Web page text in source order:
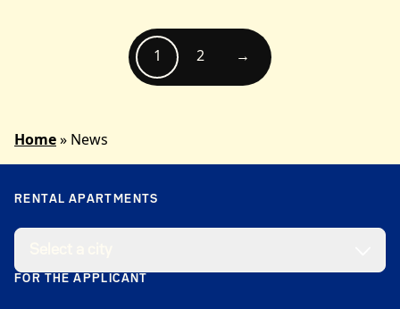
1 2 →
Home» News
RENTAL APARTMENTS
FOR THE APPLICANT